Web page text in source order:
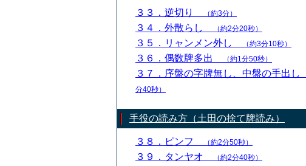
３３．逆切り （約3分）
３４．外散らし （約2分20秒）
３５．リャンメン外し （約3分10秒）
３６．偶数牌多出 （約1分50秒）
３７．序盤の字牌無し、中盤の手出し
分40秒）
手役の読み方（土田の捨て牌読み）
３８．ピンフ （約2分50秒）
３９．タンヤオ （約2分40秒）